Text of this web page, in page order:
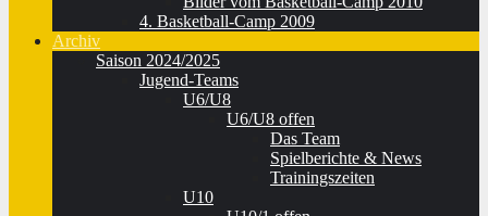
4. Basketball-Camp 2009
Archiv
Saison 2024/2025
Jugend-Teams
U6/U8
U6/U8 offen
Das Team
Spielberichte & News
Trainingszeiten
U10